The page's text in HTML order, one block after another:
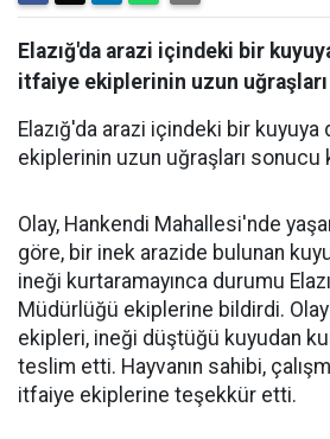
Elazığ'da arazi içindeki bir
itfaiye ekiplerinin uzun uğraşları
Elazığ'da arazi içindeki bir
ekiplerinin uzun uğraşları sonucu
Olay, Hankendi Mahallesi'nde
göre, bir inek arazide bulunan
ineği kurtaramayınca durumu
Müdürlüğü ekiplerine bildirdi.
ekipleri, ineği düştüğü kuyudan
teslim etti. Hayvanın sahibi,
itfaiye ekiplerine teşekkür etti.